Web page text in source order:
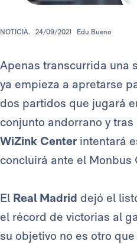
NOTICIA. 24/09/2021 Edu Bueno
Apenas transcurrida una
ya empieza a apretarse
dos partidos que jugará
conjunto andorrano y
WiZink Center intentará
concluirá ante el Monbus
El Real Madrid dejó el
el récord de victorias al
su objetivo no es otro